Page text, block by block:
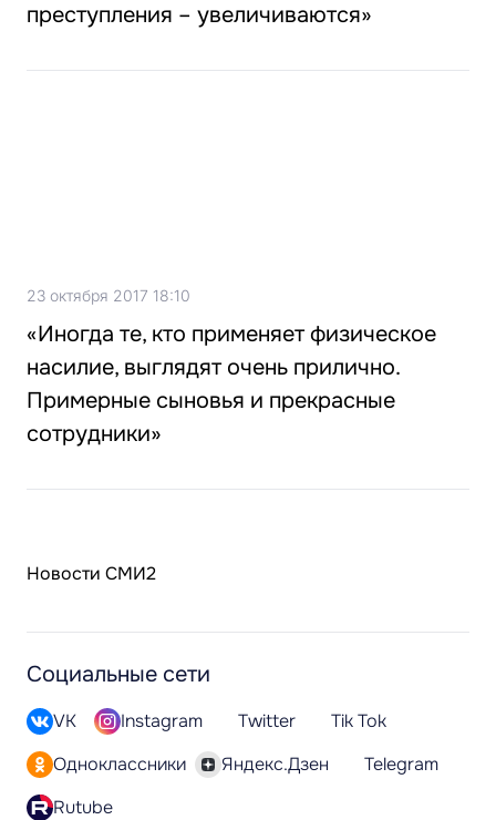
преступления – увеличиваются»
23 октября 2017 18:10
«Иногда те, кто применяет физическое
насилие, выглядят очень прилично.
Примерные сыновья и прекрасные
сотрудники»
Новости СМИ2
Социальные сети
VK Instagram Twitter
Tik Tok
Одноклассники
Яндекс.Дзен
Telegram
Rutube